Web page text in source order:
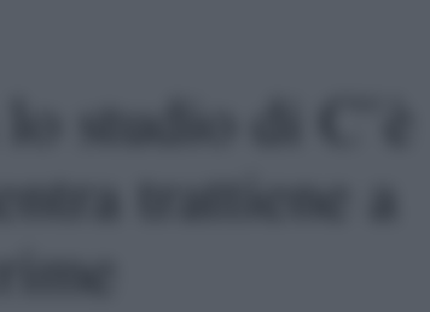
studio di C’è
trattiene a